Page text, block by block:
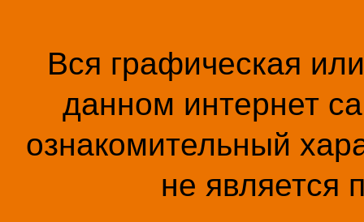
Вся графическая
данном интернет
ознакомительный
не является